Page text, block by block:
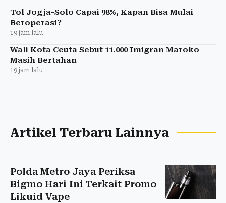
Tol Jogja-Solo Capai 98%, Kapan Bisa Mulai
Beroperasi?
19 jam lalu
Wali Kota Ceuta Sebut 11.000 Imigran Maroko
Masih Bertahan
19 jam lalu
Artikel Terbaru Lainnya
Polda Metro Jaya Periksa
Bigmo Hari Ini Terkait Promo
Likuid Vape